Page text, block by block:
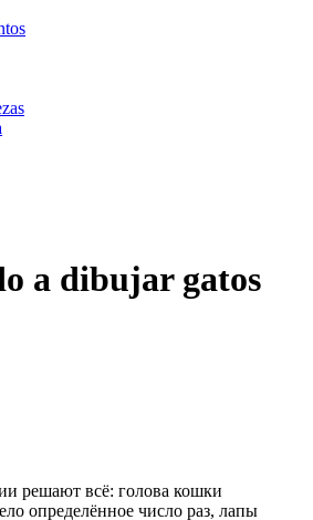
a dibujar gatos
решают всё: голова кошки
определённое число раз, лапы